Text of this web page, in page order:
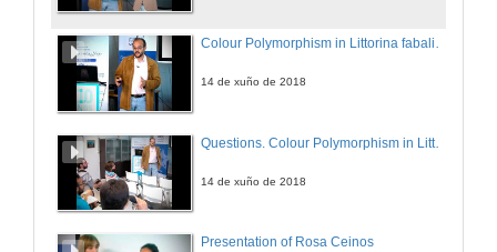
Colour Polymorphism in Littorina fabalis: an evolutionary perspective
14 de xuño de 2018
14 de xuño de 2018
Presentation of Rosa Ceinos